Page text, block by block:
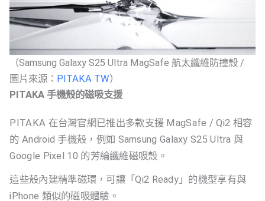
（Samsung Galaxy S25 Ultra MagSafe 航太纖維防撞殼 /
圖片來源： PITAKA TW）
PITAKA 手機殼的磁吸支援
PITAKA 在台灣官網已推出多款支援 MagSafe / Qi2 相容
的 Android 手機殼，例如 Samsung Galaxy S25 Ultra 與
Google Pixel 10 的芳綸纖維磁吸殼。
這些殼內建精準磁環，可讓「Qi2 Ready」的機型享有與
iPhone 類似的磁吸體驗。